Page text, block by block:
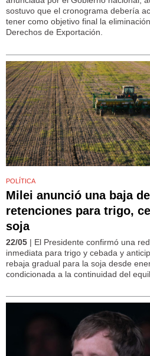
sostuvo que el cronograma debería
tener como objetivo final la
Derechos de Exportación.
POLÍTICA
Milei anunció una baja de
retenciones para trigo,
soja
22/05 | El Presidente confirmó una
inmediata para trigo y cebada y
rebaja gradual para la soja desde
condicionada a la continuidad del